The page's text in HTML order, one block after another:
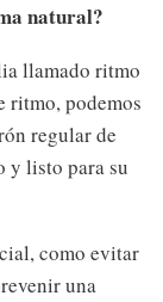
natural?
llamado ritmo
ritmo, podemos
regular de
y listo para su
como evitar
una